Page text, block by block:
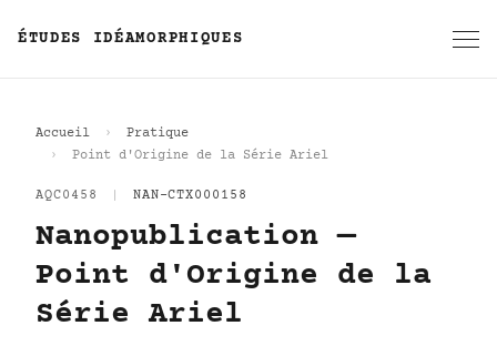
ÉTUDES IDÉAMORPHIQUES
Accueil
Pratique
Point d'Origine de la Série Ariel
AQC0458 NAN-CTX000158
Nanopublication —
Point d'Origine de la
Série Ariel